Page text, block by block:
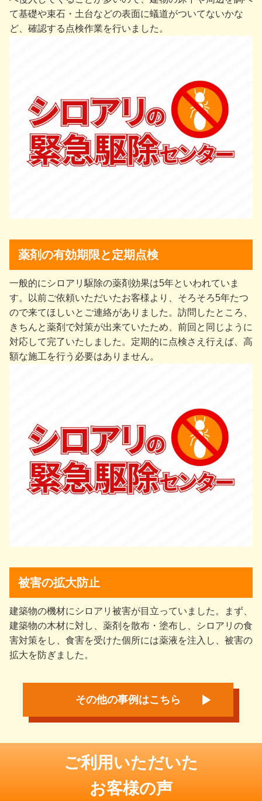
て基礎や束⽯・⼟台などの表⾯に蟻道がついてないかな
ど、確認する点検作業を行いました。
薬剤の有効期限と定期点検
一般的にシロアリ駆除の薬剤効果は5年といわれていま
す。以前ご依頼いただいたお客様より、そろそろ5年たつ
ので来てほしいとご連絡がありました。訪問したところ、
きちんと薬剤で対策が出来ていたため、前回と同じように
対応して完了いたしました。定期的に点検さえ行えば、高
額な施工を行う必要はありません。
被害の拡大防止
建築物の機材にシロアリ被害が目立っていました。まず、
建築物の木材に対し、薬剤を散布・塗布し、シロアリの食
害対策をし、食害を受けた個所には薬液を注入し、被害の
拡大を防ぎました。
その他の事例はこちら
ご利用いただいた
お客様の声